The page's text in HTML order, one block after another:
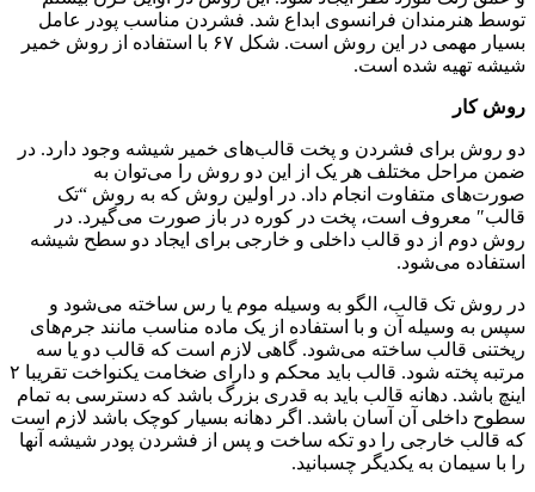
توسط هنرمندان فرانسوی ابداع شد. فشردن مناسب پودر عامل
بسیار مهمی در این روش است. شکل ۶۷ با استفاده از روش خمیر
شیشه تهیه شده است.
روش کار
دو روش برای فشردن و پخت قالب‌های خمیر شیشه وجود دارد. در
ضمن مراحل مختلف هر یک از این دو روش را می‌توان به
صورت‌های متفاوت انجام داد. در اولین روش که به روش “تک
قالب″ معروف است، پخت در کوره در باز صورت می‌گیرد. در
روش دوم از دو قالب داخلی و خارجی برای ایجاد دو سطح شیشه
استفاده می‌شود.
در روش تک قالب، الگو به وسیله موم یا رس ساخته می‌شود و
سپس به وسیله آن و با استفاده از یک ماده مناسب مانند جرم‌های
ریختنی قالب ساخته می‌شود. گاهی لازم است که قالب دو یا سه
مرتبه پخته شود. قالب باید محکم و دارای ضخامت یکنواخت تقریبا ۲
اینچ باشد. دهانه قالب باید به قدری بزرگ باشد که دسترسی به تمام
سطوح داخلی آن آسان باشد. اگر دهانه بسیار کوچک باشد لازم است
که قالب خارجی را دو تکه ساخت و پس از فشردن پودر شیشه آنها
را با سیمان به یکدیگر چسبانید.